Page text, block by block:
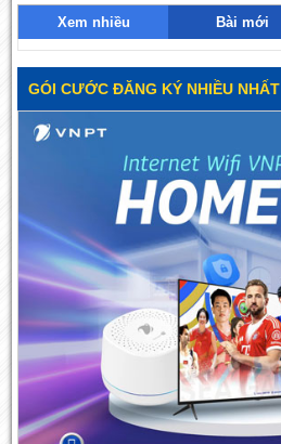
Xem nhiều Bài mới
GÓI CƯỚC ĐĂNG KÝ NHIỀU NHẤT